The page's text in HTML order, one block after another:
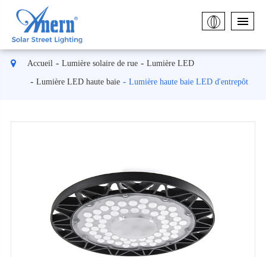
Accueil Lumière solaire de rue Lumière LED
Lumière LED haute baie Lumière haute baie LED d'entrepôt